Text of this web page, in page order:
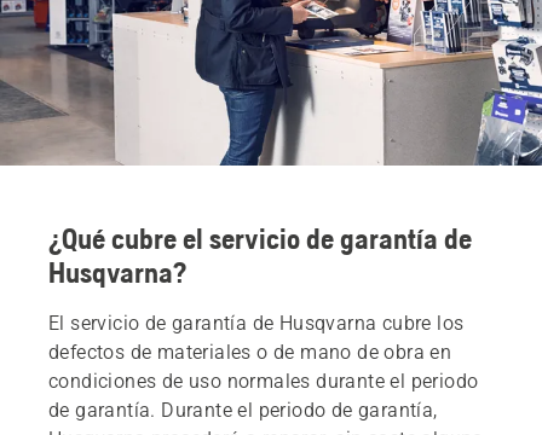
¿Qué cubre el servicio de garantía de
Husqvarna?
El servicio de garantía de Husqvarna cubre los
defectos de materiales o de mano de obra en
condiciones de uso normales durante el periodo
de garantía. Durante el periodo de garantía,